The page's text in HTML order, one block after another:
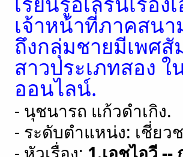
เจ้าหน้าที่ภาคสน
ถึงกลุ่มชายมีเพศ
สาวประเภทสอง
ออนไลน์.
- นุชนารถ แก้วดำเกิง.
- ระดับตำแหน่ง: เชี่ยว